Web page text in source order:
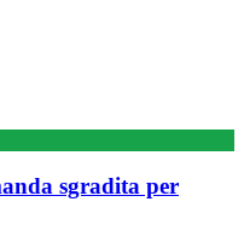
sgradita per